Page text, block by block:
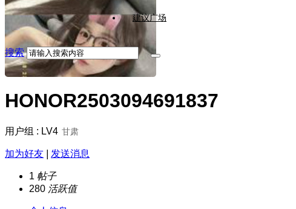
建议广场
搜索
HONOR2503094691837
用户组 : LV4 甘肃
加为好友 发送消息
1 帖子
280 活跃值